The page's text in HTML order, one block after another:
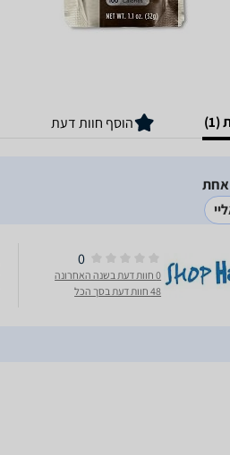
הוסף חוות דעת
אחת
0
0 חוות דעת בשנה האחרונה
48 חוות דעת בסך הכל